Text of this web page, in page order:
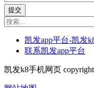
提交
凯发app平台-凯发
联系凯发app平台
凯发k8手机网页